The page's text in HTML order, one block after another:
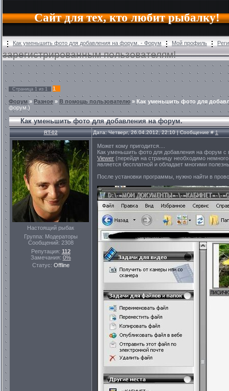
Сайт для тех, кто любит рыбалку!
Как уменьшить фото для добавления на форум. - Форум Мой профиль
зарегистрированным пользователям!
Страница 1 из 1 1
Форум » Разное » В помощь пользователю » Как уменьшить фото для
форум.)
Как уменьшить фото для добавления на форум.
RT-02 Дата: Четверг, 26.04.2012, 22:10 | Сообщение #1
Настоящий рыбак
Группа: Модераторы
Сообщений: 2308
Репутация: 112
Замечания: 0%
Статус: Offline
Может кому пригодится....
Как уменьшить фото для добавления на форум с
Viewer (перейдя на страницу необходимо
является бесплатной и обладает многими
После установки программы, нужно найти в